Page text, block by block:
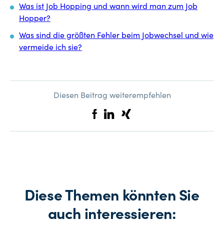
Was ist Job Hopping und wann wird man zum Job
Hopper?
Was sind die größten Fehler beim Jobwechsel und wie
vermeide ich sie?
Diesen Beitrag weiterempfehlen
Diese Themen könnten Sie
auch interessieren: